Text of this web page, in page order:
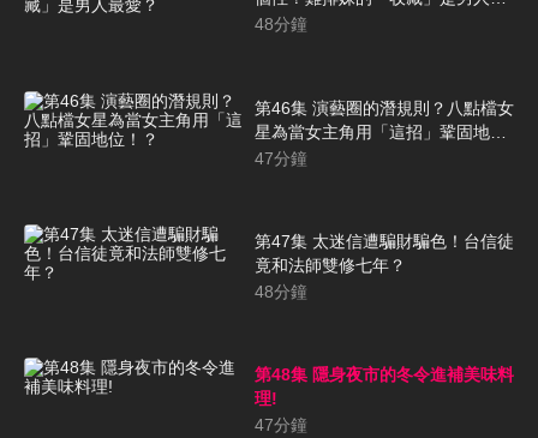
愛？
48分鐘
第46集 演藝圈的潛規則？八點檔女
星為當女主角用「這招」鞏固地
位！？
47分鐘
第47集 太迷信遭騙財騙色！台信徒
竟和法師雙修七年？
48分鐘
第48集 隱身夜市的冬令進補美味料
理!
47分鐘